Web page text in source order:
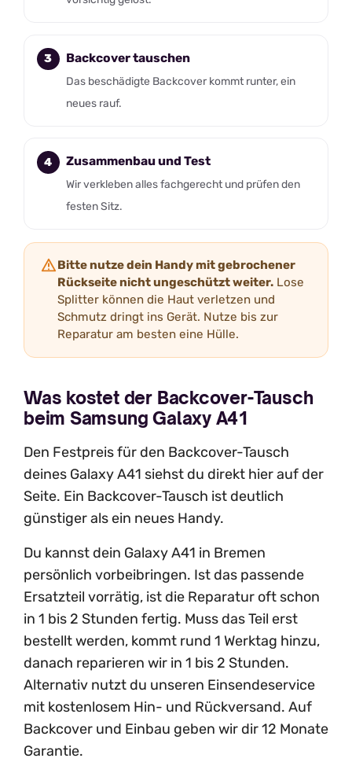
Backcover tauschen
Das beschädigte Backcover kommt runter, ein
neues rauf.
Zusammenbau und Test
Wir verkleben alles fachgerecht und prüfen den
festen Sitz.
Bitte nutze dein Handy mit gebrochener
Rückseite nicht ungeschützt weiter. Lose
Splitter können die Haut verletzen und
Schmutz dringt ins Gerät. Nutze bis zur
Reparatur am besten eine Hülle.
Was kostet der Backcover-Tausch
beim Samsung Galaxy A41
Den Festpreis für den Backcover-Tausch
deines Galaxy A41 siehst du direkt hier auf der
Seite. Ein Backcover-Tausch ist deutlich
günstiger als ein neues Handy.
Du kannst dein Galaxy A41 in Bremen
persönlich vorbeibringen. Ist das passende
Ersatzteil vorrätig, ist die Reparatur oft schon
in 1 bis 2 Stunden fertig. Muss das Teil erst
bestellt werden, kommt rund 1 Werktag hinzu,
danach reparieren wir in 1 bis 2 Stunden.
Alternativ nutzt du unseren Einsendeservice
mit kostenlosem Hin- und Rückversand. Auf
Backcover und Einbau geben wir dir 12 Monate
Garantie.